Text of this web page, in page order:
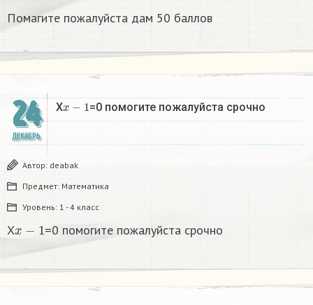
Помагите пожалуйста дам 50 баллов
24
ДЕКАБРЬ
Xx−1 =0 помогите пожалуйста срочно
Автор: deabak
Предмет: Математика
Уровень: 1 - 4 класс
X =0 помогите пожалуйста срочно